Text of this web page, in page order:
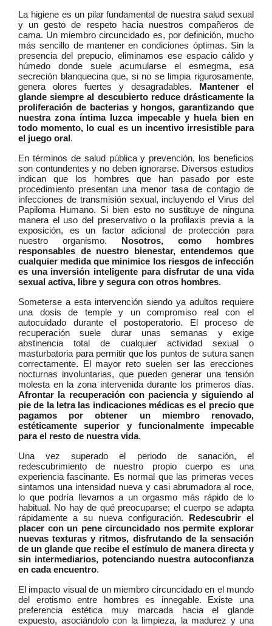
La higiene es un pilar fundamental de nuestra salud sexual
y un gesto de respeto hacia nuestros compañeros de
cama. Un miembro circuncidado es, por definición, mucho
más sencillo de mantener en condiciones óptimas. Sin la
presencia del prepucio, eliminamos ese espacio cálido y
húmedo donde suele acumularse el esmegma, esa
secreción blanquecina que, si no se limpia rigurosamente,
genera olores fuertes y desagradables. Mantener el
glande siempre al descubierto reduce drásticamente la
proliferación de bacterias y hongos, garantizando que
nuestra zona íntima luzca impecable y huela bien en
todo momento, lo cual es un incentivo irresistible para
el juego oral.
En términos de salud pública y prevención, los beneficios
son contundentes y no deben ignorarse. Diversos estudios
indican que los hombres que han pasado por este
procedimiento presentan una menor tasa de contagio de
infecciones de transmisión sexual, incluyendo el Virus del
Papiloma Humano. Si bien esto no sustituye de ninguna
manera el uso del preservativo o la profilaxis previa a la
exposición, es un factor adicional de protección para
nuestro organismo. Nosotros, como hombres
responsables de nuestro bienestar, entendemos que
cualquier medida que minimice los riesgos de infección
es una inversión inteligente para disfrutar de una vida
sexual activa, libre y segura con otros hombres.
Someterse a esta intervención siendo ya adultos requiere
una dosis de temple y un compromiso real con el
autocuidado durante el postoperatorio. El proceso de
recuperación suele durar unas semanas y exige
abstinencia total de cualquier actividad sexual o
masturbatoria para permitir que los puntos de sutura sanen
correctamente. El mayor reto suelen ser las erecciones
nocturnas involuntarias, que pueden generar una tensión
molesta en la zona intervenida durante los primeros días.
Afrontar la recuperación con paciencia y siguiendo al
pie de la letra las indicaciones médicas es el precio que
pagamos por obtener un miembro renovado,
estéticamente superior y funcionalmente impecable
para el resto de nuestra vida.
Una vez superado el periodo de sanación, el
redescubrimiento de nuestro propio cuerpo es una
experiencia fascinante. Es normal que las primeras veces
sintamos una intensidad nueva y casi abrumadora al roce,
lo que podría llevarnos a un orgasmo más rápido de lo
habitual. No hay de qué preocuparse; el cuerpo se adapta
rápidamente a su nueva configuración. Redescubrir el
placer con un pene circuncidado nos permite explorar
nuevas texturas y ritmos, disfrutando de la sensación
de un glande que recibe el estímulo de manera directa y
sin intermediarios, potenciando nuestra autoconfianza
en cada encuentro.
El impacto visual de un miembro circuncidado en el mundo
del erotismo entre hombres es innegable. Existe una
preferencia estética muy marcada hacia el glande
expuesto, asociándolo con la limpieza, la madurez y una